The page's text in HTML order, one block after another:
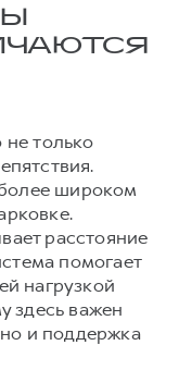
₽
только
широком
расстояние
помогает
нагрузкой
здесь важен
и поддержка